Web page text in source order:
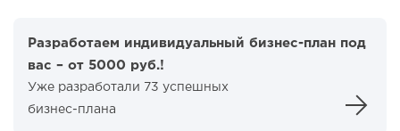
Разработаем индивидуальный бизнес-план под
вас – от 5000 руб.!
Уже разработали 73 успешных
бизнес-плана